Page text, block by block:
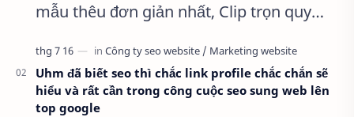
mẫu thêu đơn giản nhất, Clip trọn quy
thuật mới vào nghề, clip thực hành t…
Uhm đã biết seo thì chắc link profile chắc chắn sẽ
hiểu và rất cần trong công cuộc seo sung web lên
top google